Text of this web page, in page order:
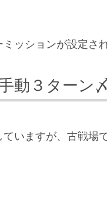
ッションが設定さ
動３ターン
いますが、古戦場